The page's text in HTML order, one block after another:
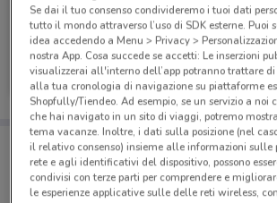
Volkswagen
Porta DoveConviene sempre con te!
Puoi trovare le migliori offerte dei
salvarle e creare la tua lista del
dal tuo cellulare.
Se dai il tuo consenso condivideremo i tuoi dati
tutto il mondo attraverso l’uso di SDK esterne. Puoi
idea accedendo a Menu > Privacy >
nostra App. Cosa succede se accetti: Le inserzioni
visualizzerai all'interno dell’app potranno trattare
alla tua cronologia di navigazione su piattaforme
Shopfully/Tiendeo. Ad esempio, se un servizio a
che hai navigato in un sito di viaggi, potremo
tema vacanze. Inoltre, i dati sulla posizione (nel
il relativo consenso) insieme alle informazioni sulle
rete e agli identificativi del dispositivo, possono
condivisi con terze parti per comprendere e
le esperienze applicative sulle delle reti wireless,